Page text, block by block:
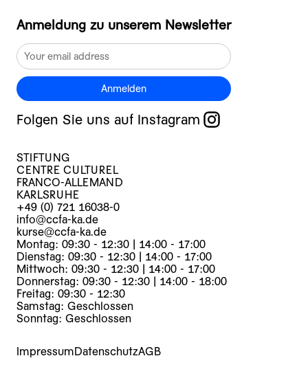
Anmeldung zu unserem Newsletter
Anmelden
Folgen Sie uns auf Instagram
STIFTUNG
CENTRE CULTUREL
FRANCO-ALLEMAND
KARLSRUHE
+49 (0) 721 16038-0
info@ccfa-ka.de
kurse@ccfa-ka.de
Montag: 09:30 - 12:30 | 14:00 - 17:00
Dienstag: 09:30 - 12:30 | 14:00 - 17:00
Mittwoch: 09:30 - 12:30 | 14:00 - 17:00
Donnerstag: 09:30 - 12:30 | 14:00 - 18:00
Freitag: 09:30 - 12:30
Samstag: Geschlossen
Sonntag: Geschlossen
ImpressumDatenschutzAGB